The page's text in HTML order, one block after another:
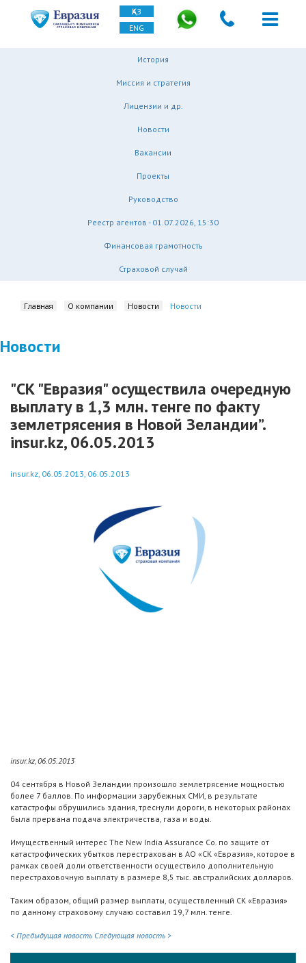
ҚАЗ
ENG
История
Миссия и стратегия
Лицензии и др.
Новости
Вакансии
Проекты
Руководство
Реестр агентов - 01.07.2026, 15:30
Финансовая грамотность
Страховой случай
Главная О компании Новости Новости
Новости
"СК "Евразия" осуществила очередную
выплату в 1,3 млн. тенге по факту
землетрясения в Новой Зеландии”.
insur.kz, 06.05.2013
insur.kz, 06.05.2013, 06.05.2013
insur.kz, 06.05.2013
04 сентября в Новой Зеландии произошло землетрясение мощностью
более 7 баллов. По информации зарубежных СМИ, в результате
катастрофы обрушились здания, треснули дороги, в некоторых районах
была прервана подача электричества, газа и воды.
Имущественный интерес The New India Assurance Co. по защите от
катастрофических убытков перестрахован в АО «СК «Евразия», которое в
рамках своей доли ответственности осуществило дополнительную
перестраховочную выплату в размере 8,5 тыс. австралийских долларов.
Таким образом, общий размер выплаты, осуществленный СК «Евразия»
по данному страховому случаю составил 19,7 млн. тенге.
< Предыдущая новость Следующая новость >